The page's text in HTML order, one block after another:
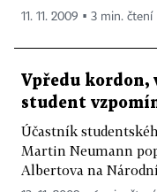
11. 11. 2009 ▪ 3 min. čtení
Vpředu kordon,
student
Účastník
Martin Neumann
Albertova na